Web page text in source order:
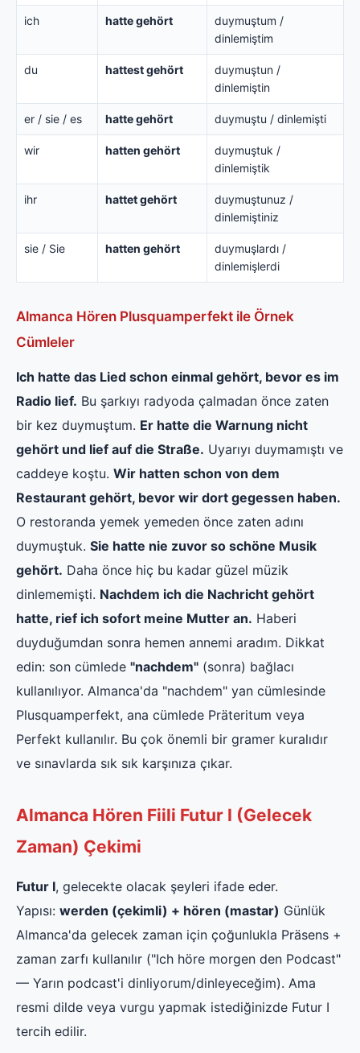
ich hatte gehört
duymuştum /
dinlemiştim
du hattest gehört
duymuştun /
dinlemiştin
er / sie / es hatte gehört duymuştu / dinlemişti
wir hatten gehört
duymuştuk /
dinlemiştik
ihr hattet gehört
duymuştunuz /
dinlemiştiniz
sie / Sie hatten gehört
duymuşlardı /
dinlemişlerdi
Almanca Hören Plusquamperfekt ile Örnek
Cümleler
Ich hatte das Lied schon einmal gehört, bevor es im
Radio lief. Bu şarkıyı radyoda çalmadan önce zaten
bir kez duymuştum. Er hatte die Warnung nicht
gehört und lief auf die Straße. Uyarıyı duymamıştı ve
caddeye koştu. Wir hatten schon von dem
Restaurant gehört, bevor wir dort gegessen haben.
O restoranda yemek yemeden önce zaten adını
duymuştuk. Sie hatte nie zuvor so schöne Musik
gehört. Daha önce hiç bu kadar güzel müzik
dinlememişti. Nachdem ich die Nachricht gehört
hatte, rief ich sofort meine Mutter an. Haberi
duyduğumdan sonra hemen annemi aradım. Dikkat
edin: son cümlede "nachdem" (sonra) bağlacı
kullanılıyor. Almanca'da "nachdem" yan cümlesinde
Plusquamperfekt, ana cümlede Präteritum veya
Perfekt kullanılır. Bu çok önemli bir gramer kuralıdır
ve sınavlarda sık sık karşınıza çıkar.
Almanca Hören Fiili Futur I (Gelecek
Zaman) Çekimi
Futur I, gelecekte olacak şeyleri ifade eder.
Yapısı: werden (çekimli) + hören (mastar) Günlük
Almanca'da gelecek zaman için çoğunlukla Präsens +
zaman zarfı kullanılır ("Ich höre morgen den Podcast"
— Yarın podcast'i dinliyorum/dinleyeceğim). Ama
resmi dilde veya vurgu yapmak istediğinizde Futur I
tercih edilir.